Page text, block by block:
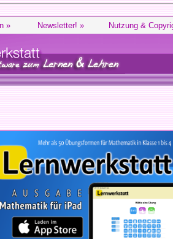
» Newsletter! » Nutzung &